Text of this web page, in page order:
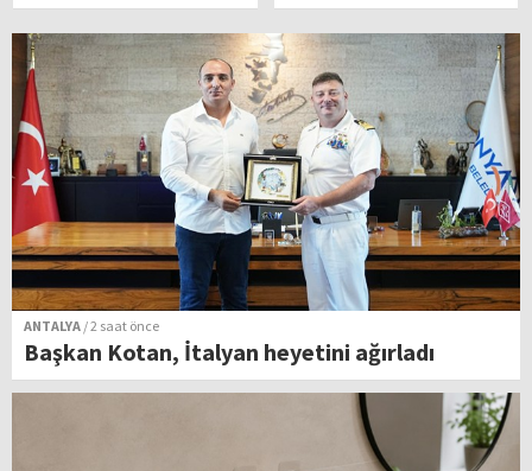
ANTALYA / 2 saat önce
Başkan Kotan, İtalyan heyetini ağırladı